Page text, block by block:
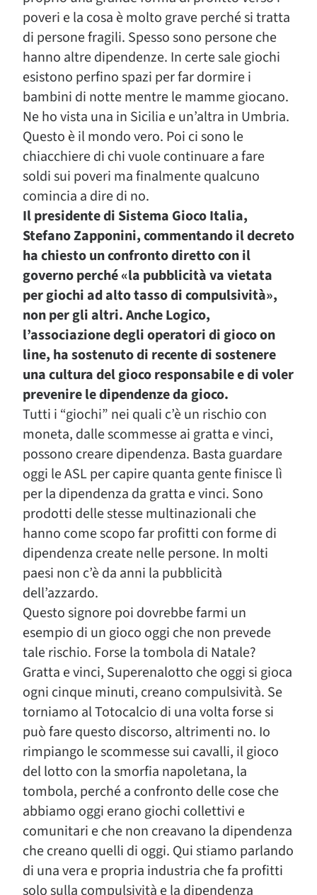
poveri e la cosa è molto grave perché si tratta
di persone fragili. Spesso sono persone che
hanno altre dipendenze. In certe sale giochi
esistono perfino spazi per far dormire i
bambini di notte mentre le mamme giocano.
Ne ho vista una in Sicilia e un’altra in Umbria.
Questo è il mondo vero. Poi ci sono le
chiacchiere di chi vuole continuare a fare
soldi sui poveri ma finalmente qualcuno
comincia a dire di no.
Il presidente di Sistema Gioco Italia,
Stefano Zapponini, commentando il decreto
ha chiesto un confronto diretto con il
governo perché«la pubblicità va vietata
per giochi ad alto tasso di compulsività»,
non per gli altri. Anche Logico,
l’associazione degli operatori di gioco on
line, ha sostenuto di recente di sostenere
una cultura del gioco responsabile e di voler
prevenire le dipendenze da gioco.
Tutti i “giochi” nei quali c’è un rischio con
moneta, dalle scommesse ai gratta e vinci,
possono creare dipendenza. Basta guardare
oggi le ASL per capire quanta gente finisce lì
per la dipendenza da gratta e vinci. Sono
prodotti delle stesse multinazionali che
hanno come scopo far profitti con forme di
dipendenza create nelle persone. In molti
paesi non c’è da anni la pubblicità
dell’azzardo.
Questo signore poi dovrebbe farmi un
esempio di un gioco oggi che non prevede
tale rischio. Forse la tombola di Natale?
Gratta e vinci, Superenalotto che oggi si gioca
ogni cinque minuti, creano compulsività. Se
torniamo al Totocalcio di una volta forse si
può fare questo discorso, altrimenti no. Io
rimpiango le scommesse sui cavalli, il gioco
del lotto con la smorfia napoletana, la
tombola, perché a confronto delle cose che
abbiamo oggi erano giochi collettivi e
comunitari e che non creavano la dipendenza
che creano quelli di oggi. Qui stiamo parlando
di una vera e propria industria che fa profitti
solo sulla compulsività e la dipendenza